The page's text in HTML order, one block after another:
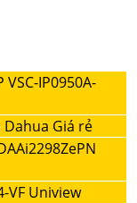
IP0950A-
Dahua Giá rẻ
VF Uniview